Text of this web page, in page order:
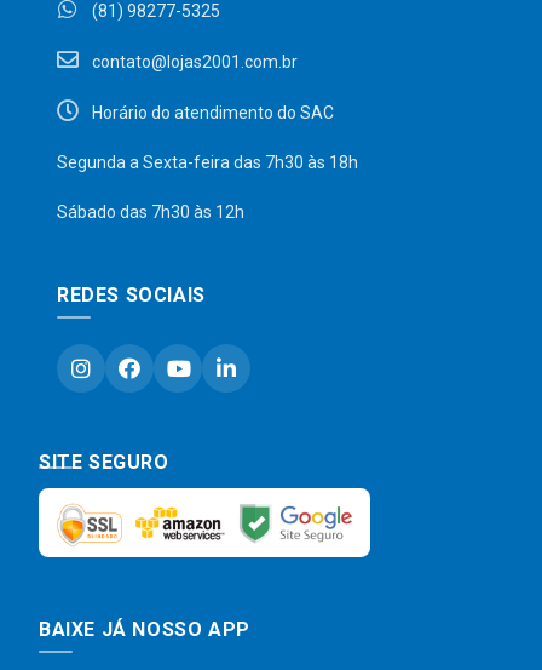
(81) 98277-5325
contato@lojas2001.com.br
Horário do atendimento do SAC
Segunda a Sexta-feira das 7h30 às 18h
Sábado das 7h30 às 12h
REDES SOCIAIS
SITE SEGURO
BAIXE JÁ NOSSO APP